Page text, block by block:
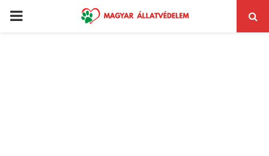
PRIMARY